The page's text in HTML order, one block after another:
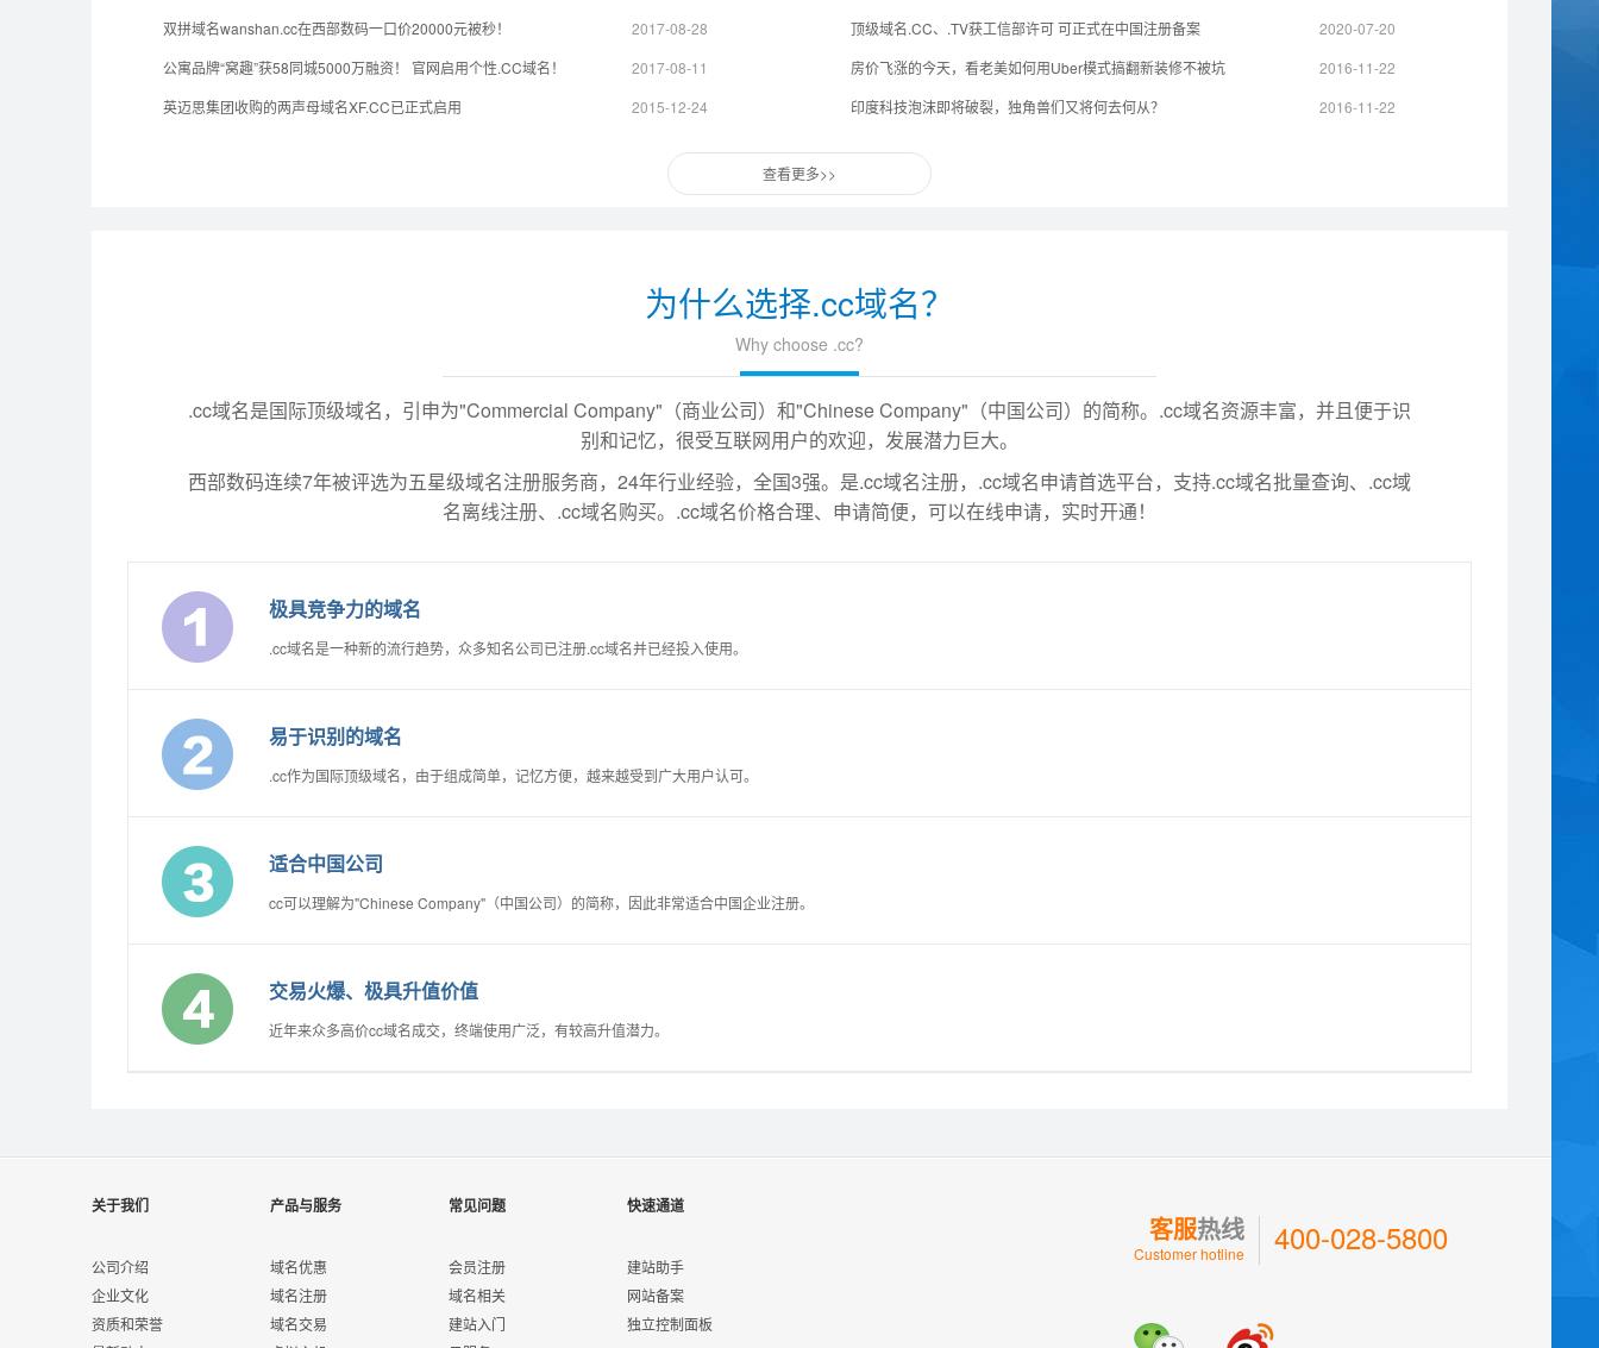
双拼域名wanshan.cc在西部数码一口价20000元被秒！
2017-08-28
公寓品牌“窝趣”获58同城5000万融资！ 官网启用个性.CC域名！
2017-08-11
英迈思集团收购的两声母域名XF.CC已正式启用
2015-12-24
顶级域名.CC、.TV获工信部许可 可正式在中国注册备案
2020-07-20
房价飞涨的今天，看老美如何用Uber模式搞翻新装修不被坑
2016-11-22
印度科技泡沫即将破裂，独角兽们又将何去何从？
2016-11-22
查看更多>>
为什么选择.cc域名？
Why choose .cc?
.cc域名是国际顶级域名，引申为"Commercial Company"（商业公司）和"Chinese Company"（中国公司）的简称。.cc域名资源丰富，并且便于识
别和记忆，很受互联网用户的欢迎，发展潜力巨大。
西部数码连续7年被评选为五星级域名注册服务商，24年行业经验，全国3强。是.cc域名注册，.cc域名申请首选平台，支持.cc域名批量查询、.cc域
名离线注册、.cc域名购买。.cc域名价格合理、申请简便，可以在线申请，实时开通！
极具竞争力的域名
.cc域名是一种新的流行趋势，众多知名公司已注册.cc域名并已经投入使用。
易于识别的域名
.cc作为国际顶级域名，由于组成简单，记忆方便，越来越受到广大用户认可。
适合中国公司
cc可以理解为"Chinese Company"（中国公司）的简称，因此非常适合中国企业注册。
交易火爆、极具升值价值
近年来众多高价cc域名成交，终端使用广泛，有较高升值潜力。
关于我们
公司介绍
企业文化
资质和荣誉
产品与服务
域名优惠
域名注册
域名交易
常见问题
会员注册
域名相关
建站入门
快速通道
建站助手
网站备案
独立控制面板
客服热线
Customer hotline 400-028-5800